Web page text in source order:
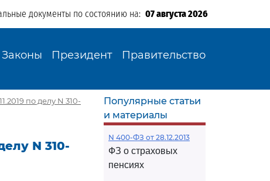
документы по состоянию на: 07 августа 2026
Законы Президент Правительство
по делу N 310-
N 310-
Популярные статьи
и материалы
N 400-ФЗ от 28.12.2013
ФЗ о страховых
пенсиях